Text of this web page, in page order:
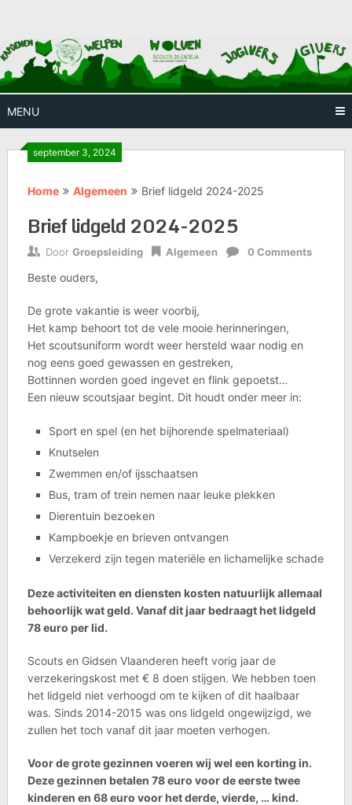
content
Scouts
28
Zaoeja
MENU
september 3, 2024
Home Algemeen Brief lidgeld 2024-2025
Brief lidgeld 2024-2025
Door Groepsleiding Algemeen 0 Comments
Beste ouders,
De grote vakantie is weer voorbij,
Het kamp behoort tot de vele mooie herinneringen,
Het scoutsuniform wordt weer hersteld waar nodig en
nog eens goed gewassen en gestreken,
Bottinnen worden goed ingevet en flink gepoetst…
Een nieuw scoutsjaar begint. Dit houdt onder meer in:
Sport en spel (en het bijhorende spelmateriaal)
Knutselen
Zwemmen en/of ijsschaatsen
Bus, tram of trein nemen naar leuke plekken
Dierentuin bezoeken
Kampboekje en brieven ontvangen
Verzekerd zijn tegen materiële en lichamelijke schade
Deze activiteiten en diensten kosten natuurlijk allemaal
behoorlijk wat geld. Vanaf dit jaar bedraagt het lidgeld
78 euro per lid.
Scouts en Gidsen Vlaanderen heeft vorig jaar de
verzekeringskost met € 8 doen stijgen. We hebben toen
het lidgeld niet verhoogd om te kijken of dit haalbaar
was. Sinds 2014-2015 was ons lidgeld ongewijzigd, we
zullen het toch vanaf dit jaar moeten verhogen.
Voor de grote gezinnen voeren wij wel een korting in.
Deze gezinnen betalen 78 euro voor de eerste twee
kinderen en 68 euro voor het derde, vierde, … kind.